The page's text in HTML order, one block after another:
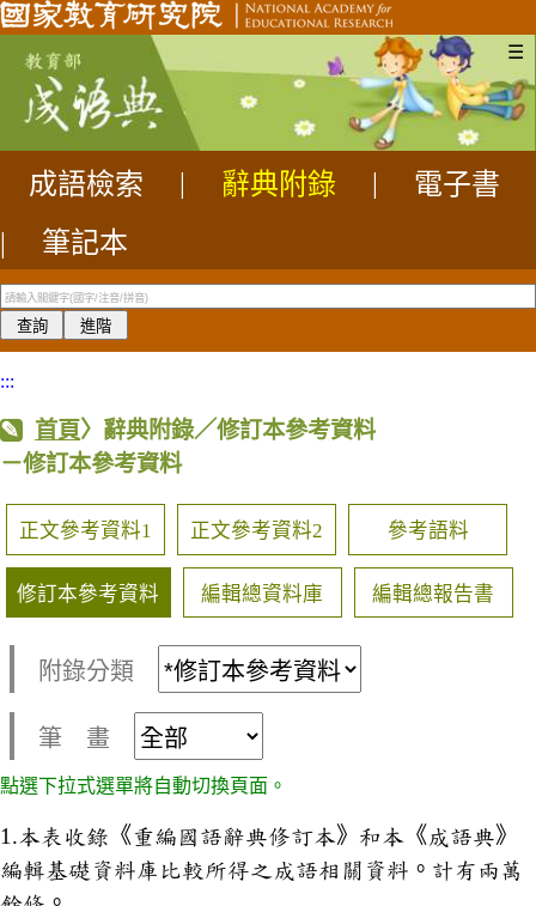
☰
成語檢索 辭典附錄
電子書
|
筆記本
:::
首頁〉辭典附錄／修訂本參考資料
－修訂本參考資料
正文參考資料1 正文參考資料2 參考語料
修訂本參考資料 編輯總資料庫 編輯總報告書
附錄分類
筆 畫
點選下拉式選單將自動切換頁面。
1.本表收錄《重編國語辭典修訂本》和本《成語典》
編輯基礎資料庫比較所得之成語相關資料。計有兩萬